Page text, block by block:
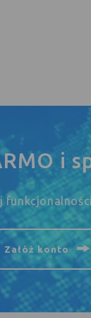
i
Załóż konto